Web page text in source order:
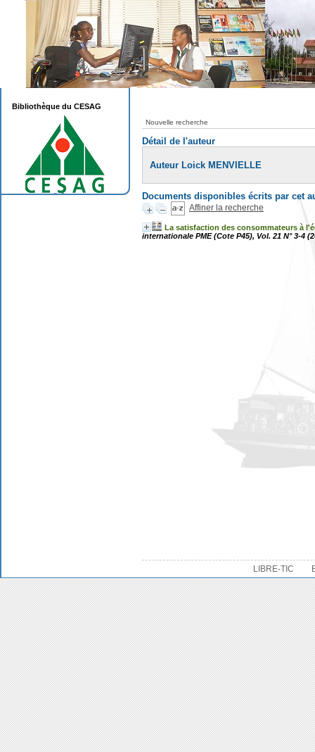
Nouvelle recherche
Détail de l'auteur
Auteur Loick MENVIELLE
Documents disponibles écrits par cet
Affiner la recherche
La satisfaction des consommateurs à
internationale PME (Cote P45), Vol. 21 N° 3-4
LIBRE-TIC
Bibliothèque du CESAG